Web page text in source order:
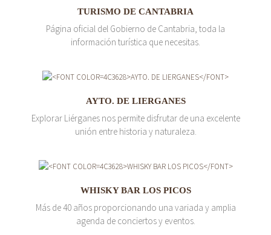
TURISMO DE CANTABRIA
Página oficial del Gobierno de Cantabria, toda la
información turística que necesitas.
AYTO. DE LIERGANES
Explorar Liérganes nos permite disfrutar de una excelente
unión entre historia y naturaleza.
WHISKY BAR LOS PICOS
Más de 40 años proporcionando una variada y amplia
agenda de conciertos y eventos.